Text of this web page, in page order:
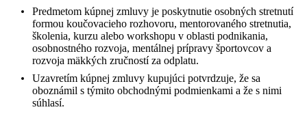
Predmetom kúpnej zmluvy je poskytnutie osobných stretnutí
formou koučovacieho rozhovoru, mentorovaného stretnutia,
školenia, kurzu alebo workshopu v oblasti podnikania,
osobnostného rozvoja, mentálnej prípravy športovcov a
rozvoja mäkkých zručností za odplatu.
Uzavretím kúpnej zmluvy kupujúci potvrdzuje, že sa
oboznámil s týmito obchodnými podmienkami a že s nimi
súhlasí.